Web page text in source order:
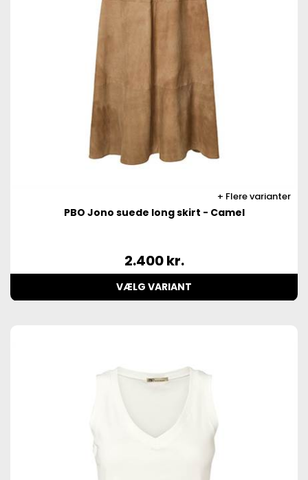
Flere varianter
PBO Jono suede long skirt - Camel
2.400kr.
VÆLG VARIANT